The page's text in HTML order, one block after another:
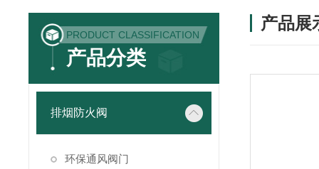
PRODUCT CLASSIFICATION
产品分类
排烟防火阀
环保通风阀门
产品展